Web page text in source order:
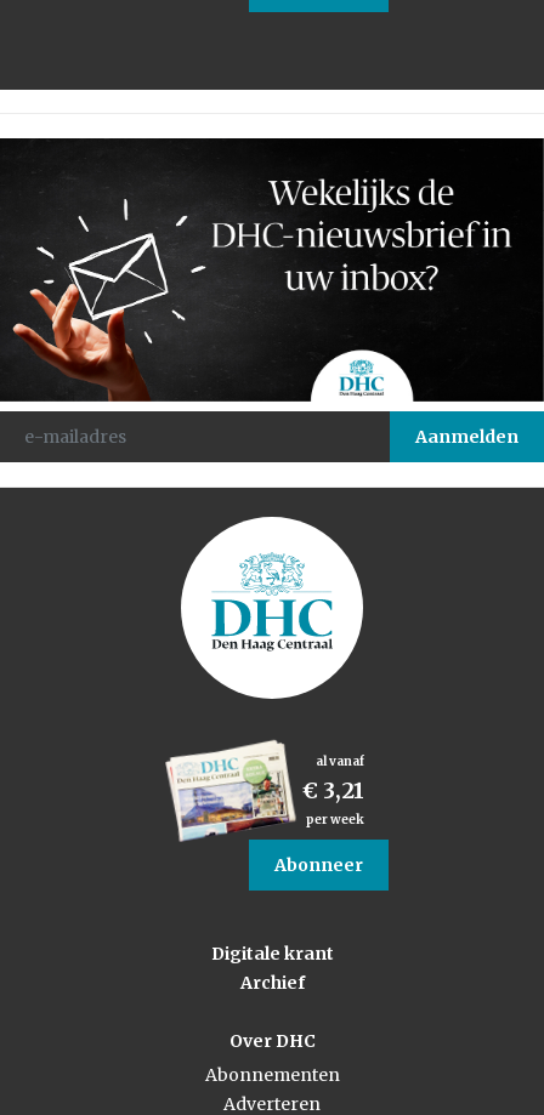
al vanaf
€ 3,21
per week
Abonneer
Digitale krant
Archief
Over DHC
Abonnementen
Adverteren